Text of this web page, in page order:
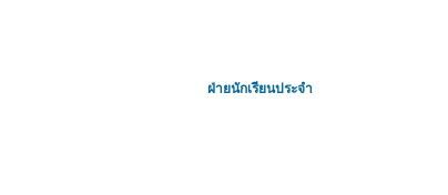
ฝ่ายนักเรียนประจำ